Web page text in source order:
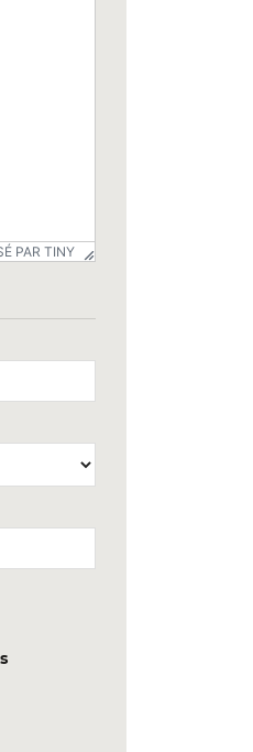
PAR TINY